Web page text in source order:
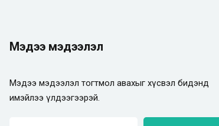
Мэдээ мэдээлэл
Мэдээ мэдээлэл тогтмол авахыг хүсвэл бидэнд
имэйлээ үлдээгээрэй.